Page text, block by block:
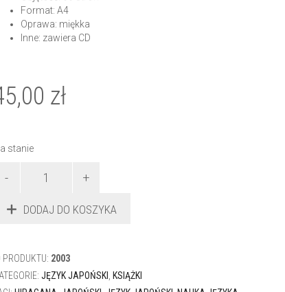
Format: A4
Oprawa: miękka
Inne: zawiera CD
zł
stanie
DODAJ DO KOSZYKA
PRODUKTU: 2003
JĘZYK JAPOŃSKI
KSIĄŻKI